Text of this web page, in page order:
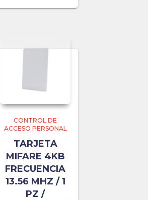
CONTROL DE
ACCESO PERSONAL
TARJETA
MIFARE 4KB
FRECUENCIA
13.56 MHZ / 1
PZ /